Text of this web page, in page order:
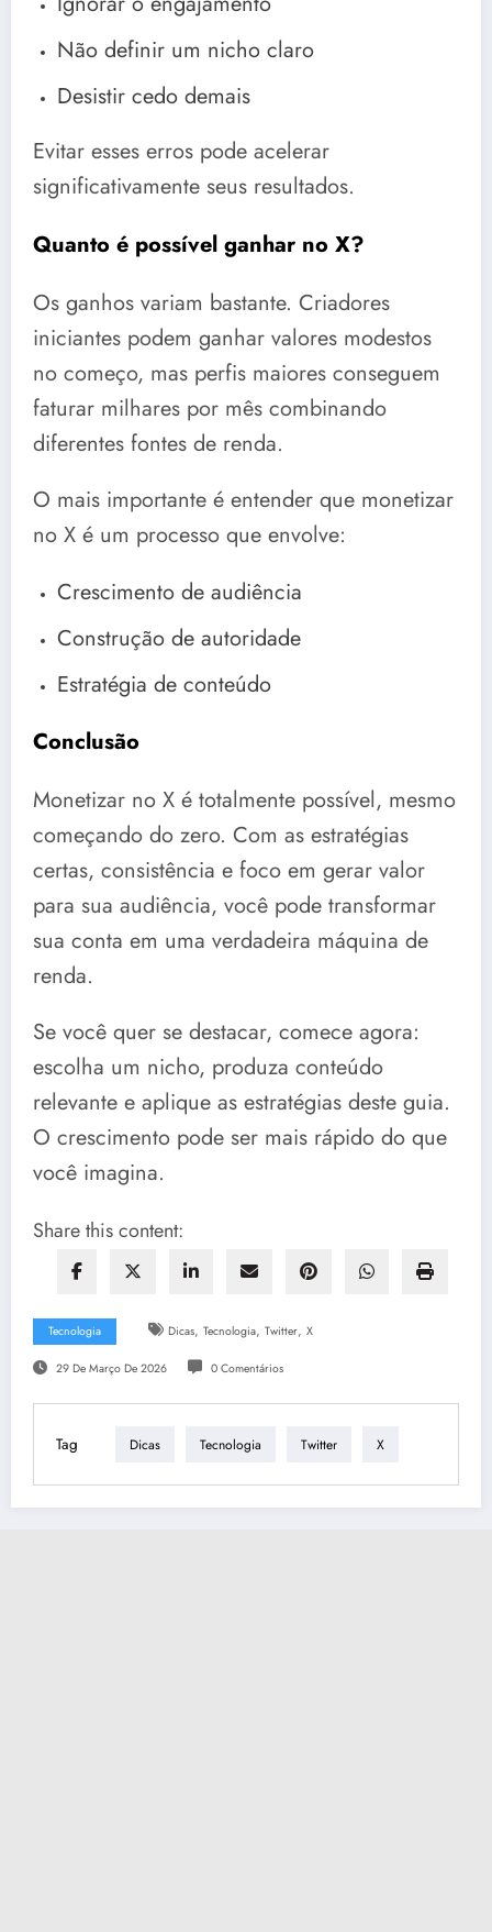
Não definir um nicho claro
Desistir cedo demais
Evitar esses erros pode acelerar
significativamente seus resultados.
Quanto é possível ganhar no X?
Os ganhos variam bastante. Criadores
iniciantes podem ganhar valores modestos
no começo, mas perfis maiores conseguem
faturar milhares por mês combinando
diferentes fontes de renda.
O mais importante é entender que monetizar
no X é um processo que envolve:
Crescimento de audiência
Construção de autoridade
Estratégia de conteúdo
Conclusão
Monetizar no X é totalmente possível, mesmo
começando do zero. Com as estratégias
certas, consistência e foco em gerar valor
para sua audiência, você pode transformar
sua conta em uma verdadeira máquina de
renda.
Se você quer se destacar, comece agora:
escolha um nicho, produza conteúdo
relevante e aplique as estratégias deste guia.
O crescimento pode ser mais rápido do que
você imagina.
Share this content:
Tecnologia Dicas, Tecnologia, Twitter, X
29 De Março De 2026 0 Comentários
Tag Dicas Tecnologia Twitter X